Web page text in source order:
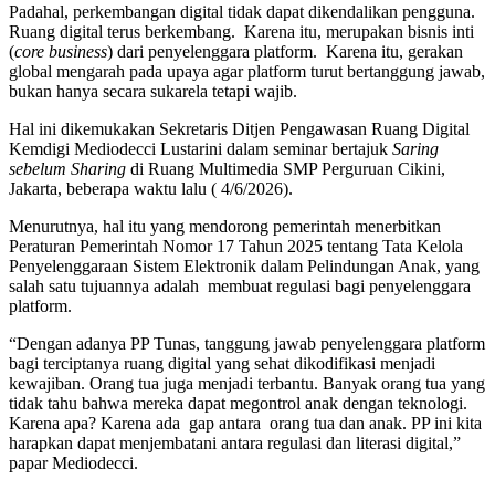
Padahal, perkembangan digital tidak dapat dikendalikan pengguna.
Ruang digital terus berkembang. Karena itu, merupakan bisnis inti
(core business) dari penyelenggara platform. Karena itu, gerakan
global mengarah pada upaya agar platform turut bertanggung jawab,
bukan hanya secara sukarela tetapi wajib.
Hal ini dikemukakan Sekretaris Ditjen Pengawasan Ruang Digital
Kemdigi Mediodecci Lustarini dalam seminar bertajuk Saring
sebelum Sharing di Ruang Multimedia SMP Perguruan Cikini,
Jakarta, beberapa waktu lalu ( 4/6/2026).
Menurutnya, hal itu yang mendorong pemerintah menerbitkan
Peraturan Pemerintah Nomor 17 Tahun 2025 tentang Tata Kelola
Penyelenggaraan Sistem Elektronik dalam Pelindungan Anak, yang
salah satu tujuannya adalah membuat regulasi bagi penyelenggara
platform.
“Dengan adanya PP Tunas, tanggung jawab penyelenggara platform
bagi terciptanya ruang digital yang sehat dikodifikasi menjadi
kewajiban. Orang tua juga menjadi terbantu. Banyak orang tua yang
tidak tahu bahwa mereka dapat megontrol anak dengan teknologi.
Karena apa? Karena ada gap antara orang tua dan anak. PP ini kita
harapkan dapat menjembatani antara regulasi dan literasi digital,”
papar Mediodecci.